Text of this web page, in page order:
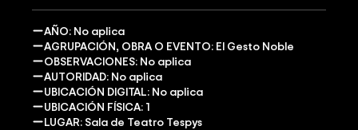
AÑO: No aplica
AGRUPACIÓN, OBRA O EVENTO: El Gesto Noble
OBSERVACIONES: No aplica
AUTORIDAD: No aplica
UBICACIÓN DIGITAL: No aplica
UBICACIÓN FÍSICA: 1
LUGAR: Sala de Teatro Tespys